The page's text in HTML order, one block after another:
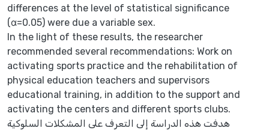
differences at the level of statistical significance
(α=0.05) were due a variable sex.
In the light of these results, the researcher
recommended several recommendations: Work on
activating sports practice and the rehabilitation of
physical education teachers and supervisors
educational training, in addition to the support and
activating the centers and different sports clubs.
هدفت هذه الدراسة إلى التعرف على المشكلات السلوكية